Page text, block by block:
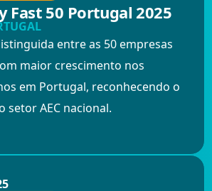
Fast 50 Portugal 2025
entre as 50 empresas
maior crescimento nos
em Portugal, reconhecendo o
setor AEC nacional.